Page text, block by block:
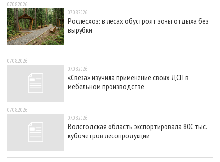
07.08.2026
07.08.2026
Рослесхоз: в лесах обустроят зоны отдыха без
вырубки
07.08.2026
07.08.2026
«Свеза» изучила применение своих ДСП в
мебельном производстве
07.08.2026
07.08.2026
Вологодская область экспортировала 800 тыс.
кубометров лесопродукции